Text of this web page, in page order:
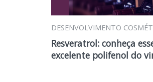
DESENVOLVIMENTO
Resveratrol: conheça
excelente polifenol do